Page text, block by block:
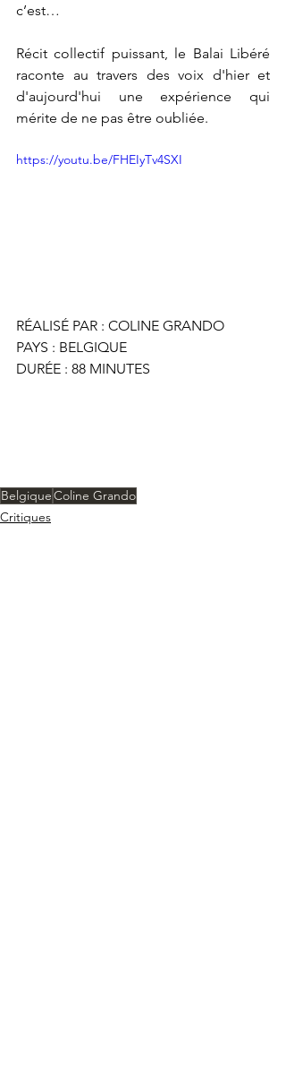
c’est…
Récit collectif puissant, le Balai Libéré
raconte au travers des voix d'hier et
d'aujourd'hui une expérience qui
mérite de ne pas être oubliée.
https://youtu.be/FHEIyTv4SXI
RÉALISÉ PAR : COLINE GRANDO
PAYS : BELGIQUE
DURÉE : 88 MINUTES
BelgiqueColine Grando
Critiques